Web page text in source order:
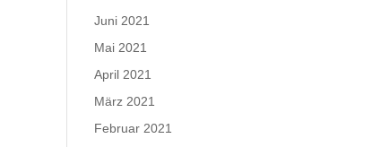
Juni 2021
Mai 2021
April 2021
März 2021
Februar 2021